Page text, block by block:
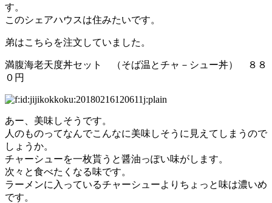
す。
このシェアハウスは住みたいです。
弟はこちらを注文していました。
満腹海老天度丼セット （そば温とチャ－シュー丼） ８８
０円
あー、美味しそうです。
人のものってなんでこんなに美味しそうに見えてしまうので
しょうか。
チャーシューを一枚貰うと醤油っぽい味がします。
次々と食べたくなる味です。
ラーメンに入っているチャーシューよりちょっと味は濃いめ
です。